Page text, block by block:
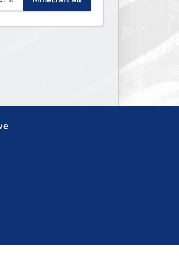
& much